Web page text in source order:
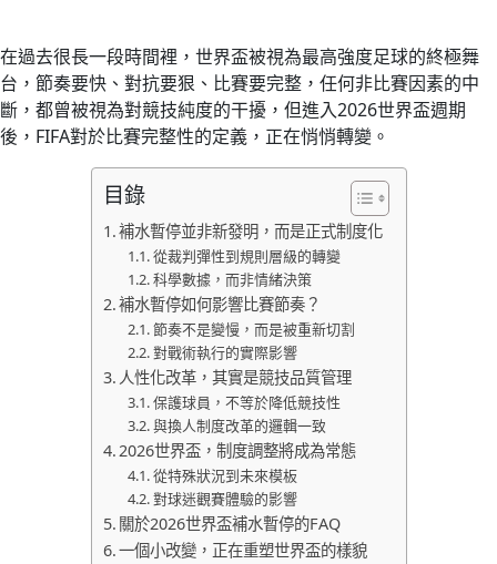
在過去很長一段時間裡，世界盃被視為最高強度足球的終極舞
台，節奏要快、對抗要狠、比賽要完整，任何非比賽因素的中
斷，都曾被視為對競技純度的干擾，但進入2026世界盃週期
後，FIFA對於比賽完整性的定義，正在悄悄轉變。
目錄
補水暫停並非新發明，而是正式制度化
從裁判彈性到規則層級的轉變
科學數據，而非情緒決策
補水暫停如何影響比賽節奏？
節奏不是變慢，而是被重新切割
對戰術執行的實際影響
人性化改革，其實是競技品質管理
保護球員，不等於降低競技性
與換人制度改革的邏輯一致
2026世界盃，制度調整將成為常態
從特殊狀況到未來模板
對球迷觀賽體驗的影響
關於2026世界盃補水暫停的FAQ
一個小改變，正在重塑世界盃的樣貌